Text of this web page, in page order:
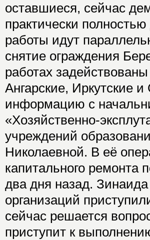
оставшиеся, сейчас
практически
работы идут
снятие ограждения
работах
Ангарские, Иркутские
информацию с
«Хозяйственно-
учреждений
Николаевной. В её
капитального ремонта
два дня назад.
организаций
сейчас решается
приступит к